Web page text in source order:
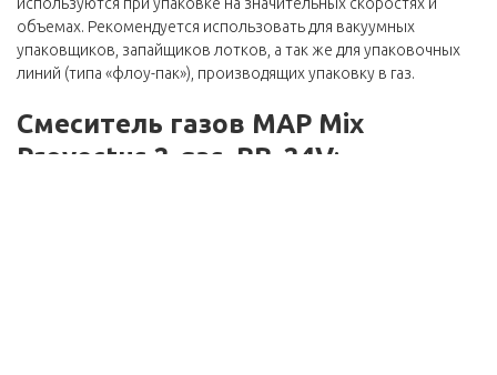
объемах. Рекомендуется использовать для вакуумных
упаковщиков, запайщиков лотков, а так же для упаковочных
линий (типа «флоу-пак»), производящих упаковку в газ.
Смеситель газов MAP Mix
Provectus 2-gas, BB, 24V: